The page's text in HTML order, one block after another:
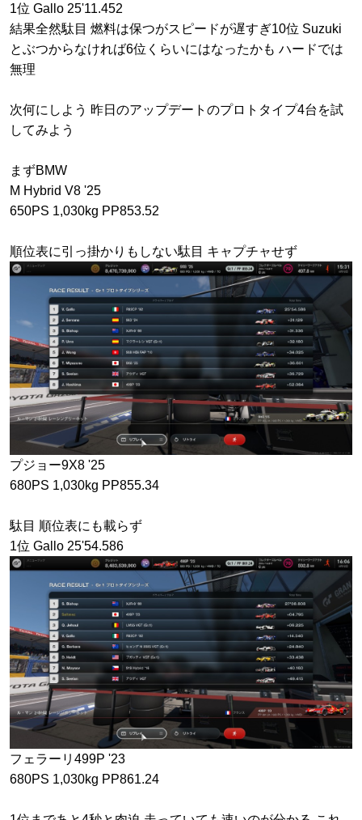
1位 Gallo 25'11.452
結果全然駄目 燃料は保つがスピードが遅すぎ10位 Suzuki
とぶつからなければ6位くらいにはなったかも ハードでは
無理
次何にしよう 昨日のアップデートのプロトタイプ4台を試
してみよう
まずBMW
M Hybrid V8 '25
650PS 1,030kg PP853.52
順位表に引っ掛かりもしない駄目 キャプチャせず
プジョー9X8 '25
680PS 1,030kg PP855.34
駄目 順位表にも載らず
1位 Gallo 25'54.586
フェラーリ499P '23
680PS 1,030kg PP861.24